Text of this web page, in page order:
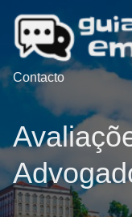
Contacto